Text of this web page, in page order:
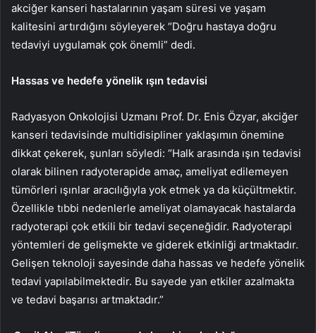
akciğer kanseri hastalarının yaşam süresi ve yaşam
kalitesini artırdığını söyleyerek “Doğru hastaya doğru
tedaviyi uygulamak çok önemli” dedi.
Hassas ve hedefe yönelik ışın tedavisi
Radyasyon Onkolojisi Uzmanı Prof. Dr. Enis Özyar, akciğer
kanseri tedavisinde multidisipliner yaklaşımın önemine
dikkat çekerek, şunları söyledi: “Halk arasında ışın tedavisi
olarak bilinen radyoterapide amaç, ameliyat edilemeyen
tümörleri ışınlar aracılığıyla yok etmek ya da küçültmektir.
Özellikle tıbbi nedenlerle ameliyat olamayacak hastalarda
radyoterapi çok etkili bir tedavi seçeneğidir. Radyoterapi
yöntemleri de gelişmekte ve giderek etkinliği artmaktadır.
Gelişen teknoloji sayesinde daha hassas ve hedefe yönelik
tedavi yapılabilmektedir. Bu sayede yan etkiler azalmakta
ve tedavi başarısı artmaktadır.”